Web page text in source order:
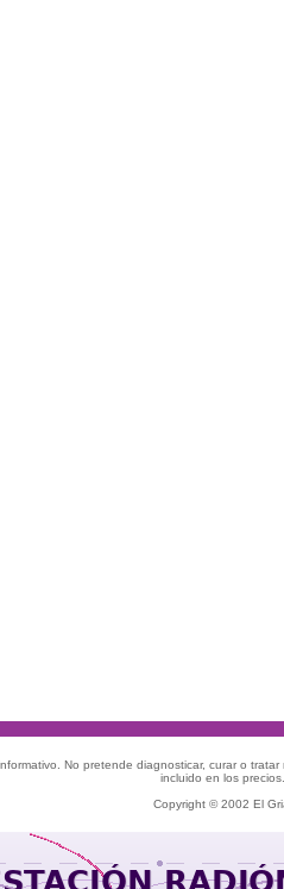
No pretende diagnosticar, curar o
incluido en los precios.
Copyright © 2002 El